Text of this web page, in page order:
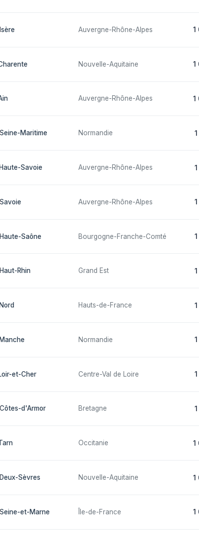
Isère Auvergne-Rhône-Alpes 1
Nouvelle-Aquitaine 1
Auvergne-Rhône-Alpes 1
Seine-Maritime Normandie
Haute-Savoie Auvergne-Rhône-Alpes
Savoie Auvergne-Rhône-Alpes
Haute-Saône Bourgogne-Franche-Comté
Haut-Rhin Grand Est
Nord Hauts-de-France
Manche Normandie
et-Cher Centre-Val de Loire
Côtes-d'Armor Bretagne
Occitanie 1
Deux-Sèvres Nouvelle-Aquitaine 1
Seine-et-Marne Île-de-France 1